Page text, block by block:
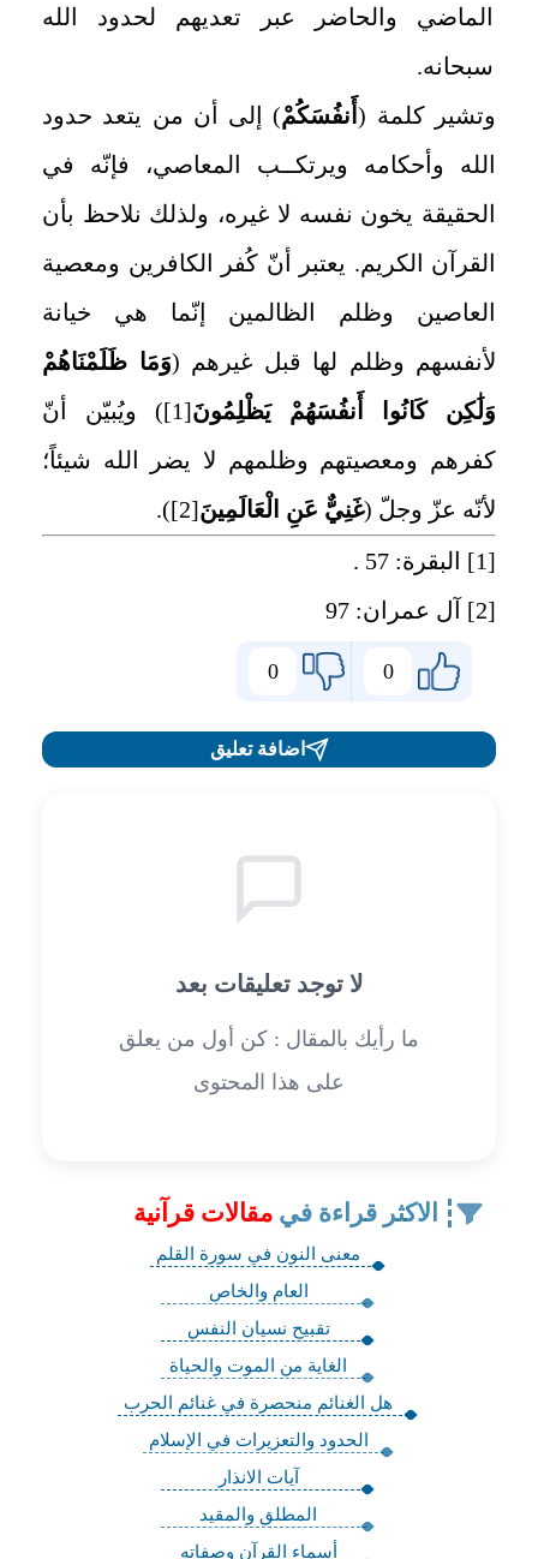
الماضي والحاضر عبر تعديهم لحدود الله
سبحانه.
وتشيركلمة (أَنفُسَكُمْ) إلى أن من يتعد حدود
الله وأحكامه ويرتكــب المعاصي، فإنّه في
الحقيقة يخون نفسه لا غيره، ولذلك نلاحظ بأن
القرآن الكريم. يعتبر أنّ كُفر الكافرين ومعصية
العاصين وظلم الظالمين إنّما هي خيانة
لأنفسهم وظلم لها قبل غيرهم (وَمَا ظَلَمْنَاهُمْ
وَلَٰكِن كَانُوا أَنفُسَهُمْ يَظْلِمُونَ[1]
) ويُبيّن أنّ
كفرهم ومعصيتهم وظلمهم لا يضر الله شيئاً؛
لأنّه عزّ وجلّ (غَنِيٌّ عَنِ الْعَالَمِينَ[2]
).
[1]
البقرة: 57 .
[2]
آل عمران: 97
0
0
اضافة تعليق
لا توجد تعليقات بعد
ما رأيك بالمقال : كن أول من يعلق
على هذا المحتوى
الاكثر قراءة في مقالات قرآنية
معنى النون في سورة القلم
العام والخاص
تقبيح نسيان النفس
الغاية من الموت والحياة
هل الغنائم منحصرة في غنائم الحرب
الحدود والتعزيرات في الإسلام
آيات الانذار
المطلق والمقيد
أسماء القرآن وصفاته